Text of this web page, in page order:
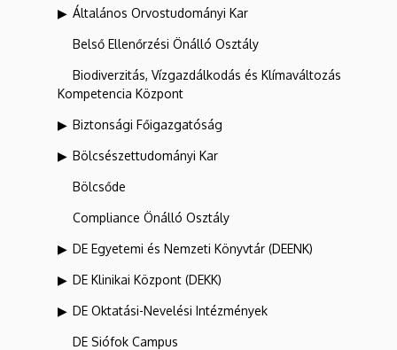
Általános Orvostudományi Kar
Belső Ellenőrzési Önálló Osztály
Biodiverzitás, Vízgazdálkodás és Klímaváltozás
Kompetencia Központ
Biztonsági Főigazgatóság
Bölcsészettudományi Kar
Bölcsőde
Compliance Önálló Osztály
DE Egyetemi és Nemzeti Könyvtár (DEENK)
DE Klinikai Központ (DEKK)
DE Oktatási-Nevelési Intézmények
DE Siófok Campus